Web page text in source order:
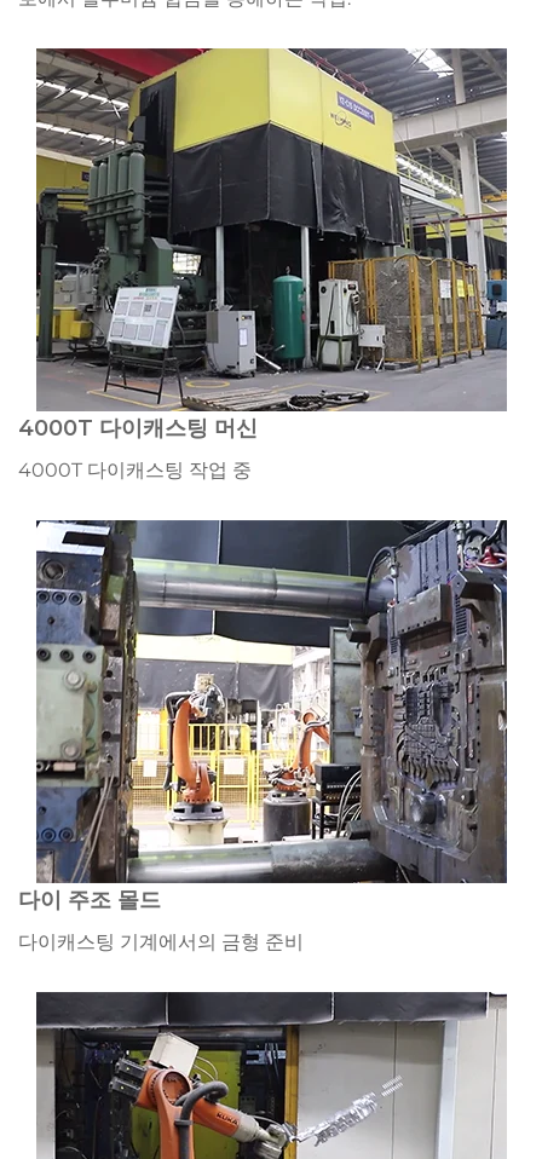
4000T 다이캐스팅 머신
4000T 다이캐스팅 작업 중
다이 주조 몰드
다이캐스팅 기계에서의 금형 준비